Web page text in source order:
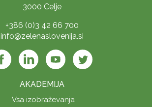
3000 Celje
+386 (0)3 42 66 700
info@zelenaslovenija.si
AKADEMIJA
Vsa izobraževanja